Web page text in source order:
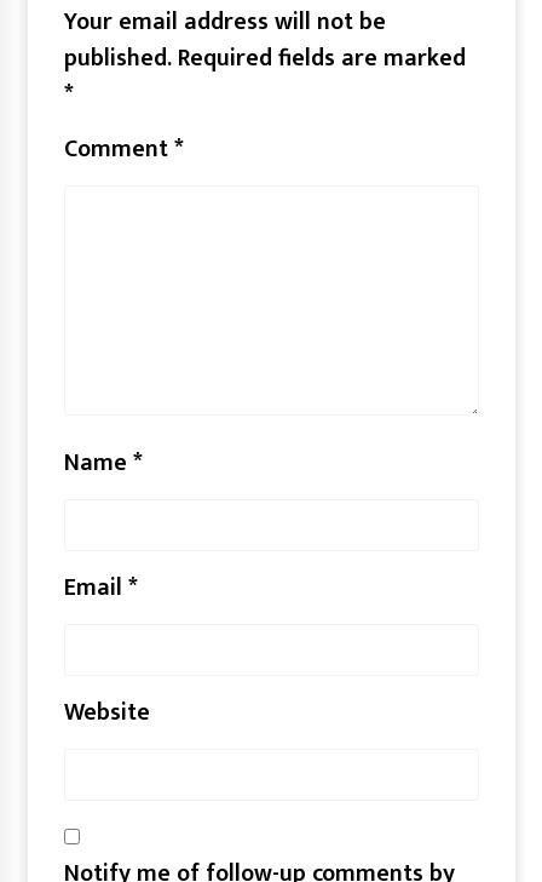
Your email address will not be
published.Required fields are marked
*
Comment*
Name*
Email*
Website
Notify me of follow-up comments by